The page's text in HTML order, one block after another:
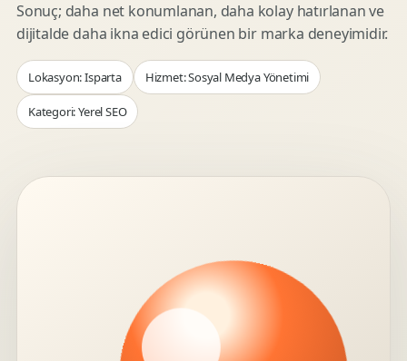
Sonuç; daha net konumlanan, daha kolay hatırlanan ve
dijitalde daha ikna edici görünen bir marka deneyimidir.
Lokasyon: Isparta Hizmet: Sosyal Medya Yönetimi
Kategori: Yerel SEO